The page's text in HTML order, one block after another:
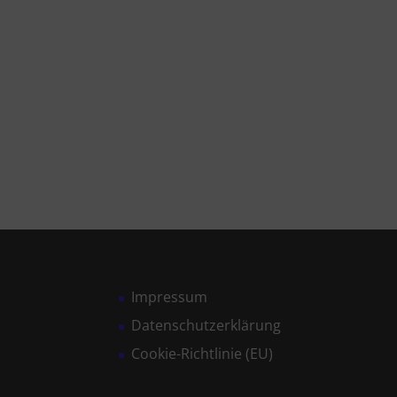
Impressum
Datenschutzerklärung
Cookie-Richtlinie (EU)